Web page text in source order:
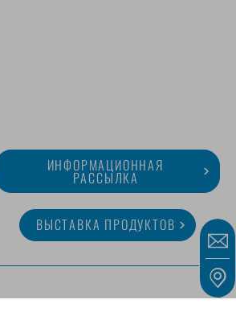
ИНФОРМАЦИОННАЯ
РАССЫЛКА
ВЫСТАВКА ПРОДУКТОВ